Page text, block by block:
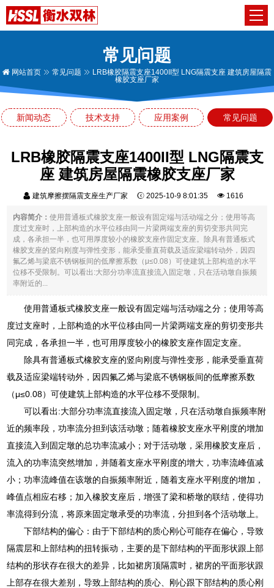
常见问题
网站首页 常见问题
LRB橡胶隔震支座1400II型 LNG隔震支座 建筑房屋隔震
橡胶支座厂家
新闻动态 技术支持 应用案例 常见问题
LRB橡胶隔震支座1400II型 LNG隔震支
座 建筑房屋隔震橡胶支座厂家
建筑摩擦摆隔震支座生产厂家 2025-10-9 8:01:35 1616
内容简介：使用普通板式橡胶支座一般设有固定端与活动端之分；使用等高
度过支座时，上部构造的水平位移由同一片梁两端支座的剪切变形共同完
成，各承担一半，也可用厚度较小的橡胶支座作固定支座。除具有普通板式
橡胶支座的竖向刚度与弹性变形，能承受垂直荷载及适应梁端转动外，因四
氟乙烯与梁底不锈钢板间的低摩擦系数（μ≤0.08）可使建筑上部构造的水平
位移不受限制。可以看出:大部分功率流直接流入固定墩，只在活动墩自振频
率附近的...
使用普通板式橡胶支座一般设有固定端与活动端之分；使用等高
度过支座时，上部构造的水平位移由同一片梁两端支座的剪切变形共
同完成，各承担一半，也可用厚度较小的橡胶支座作固定支座。
除具有普通板式橡胶支座的竖向刚度与弹性变形，能承受垂直荷
载及适应梁端转动外，因四氟乙烯与梁底不锈钢板间的低摩擦系数
（μ≤0.08）可使建筑上部构造的水平位移不受限制。
可以看出:大部分功率流直接流入固定墩，只在活动墩自振频率附
近的频率段，功率流分担到该活动墩；随着橡胶支座水平刚度的增加
直接流入到固定墩的总功率流减小；对于活动墩，采用橡胶支座后，
流入的功率流突然增加，并随着支座水平刚度的增大，功率流峰值减
小；功率流峰值在该墩的自振频率附近，随着支座水平刚度的增加，
峰值点相应右移；加入橡胶支座后，增强了梁和桥墩的联结，使得功
率流得到分流，将原来固定墩承受的功率流，分担到各个活动墩上。
下部结构的偏心：由于下部结构的质心刚心可能存在偏心，导致
隔震层和上部结构的扭转振动，主要的是下部结构的平面形状跟上部
结构的形状存在很大的差异，比如裙房顶隔震时，裙房的平面形状跟
上部存在很大差别，导致上部结构的质心、刚心跟下部结构的质心刚